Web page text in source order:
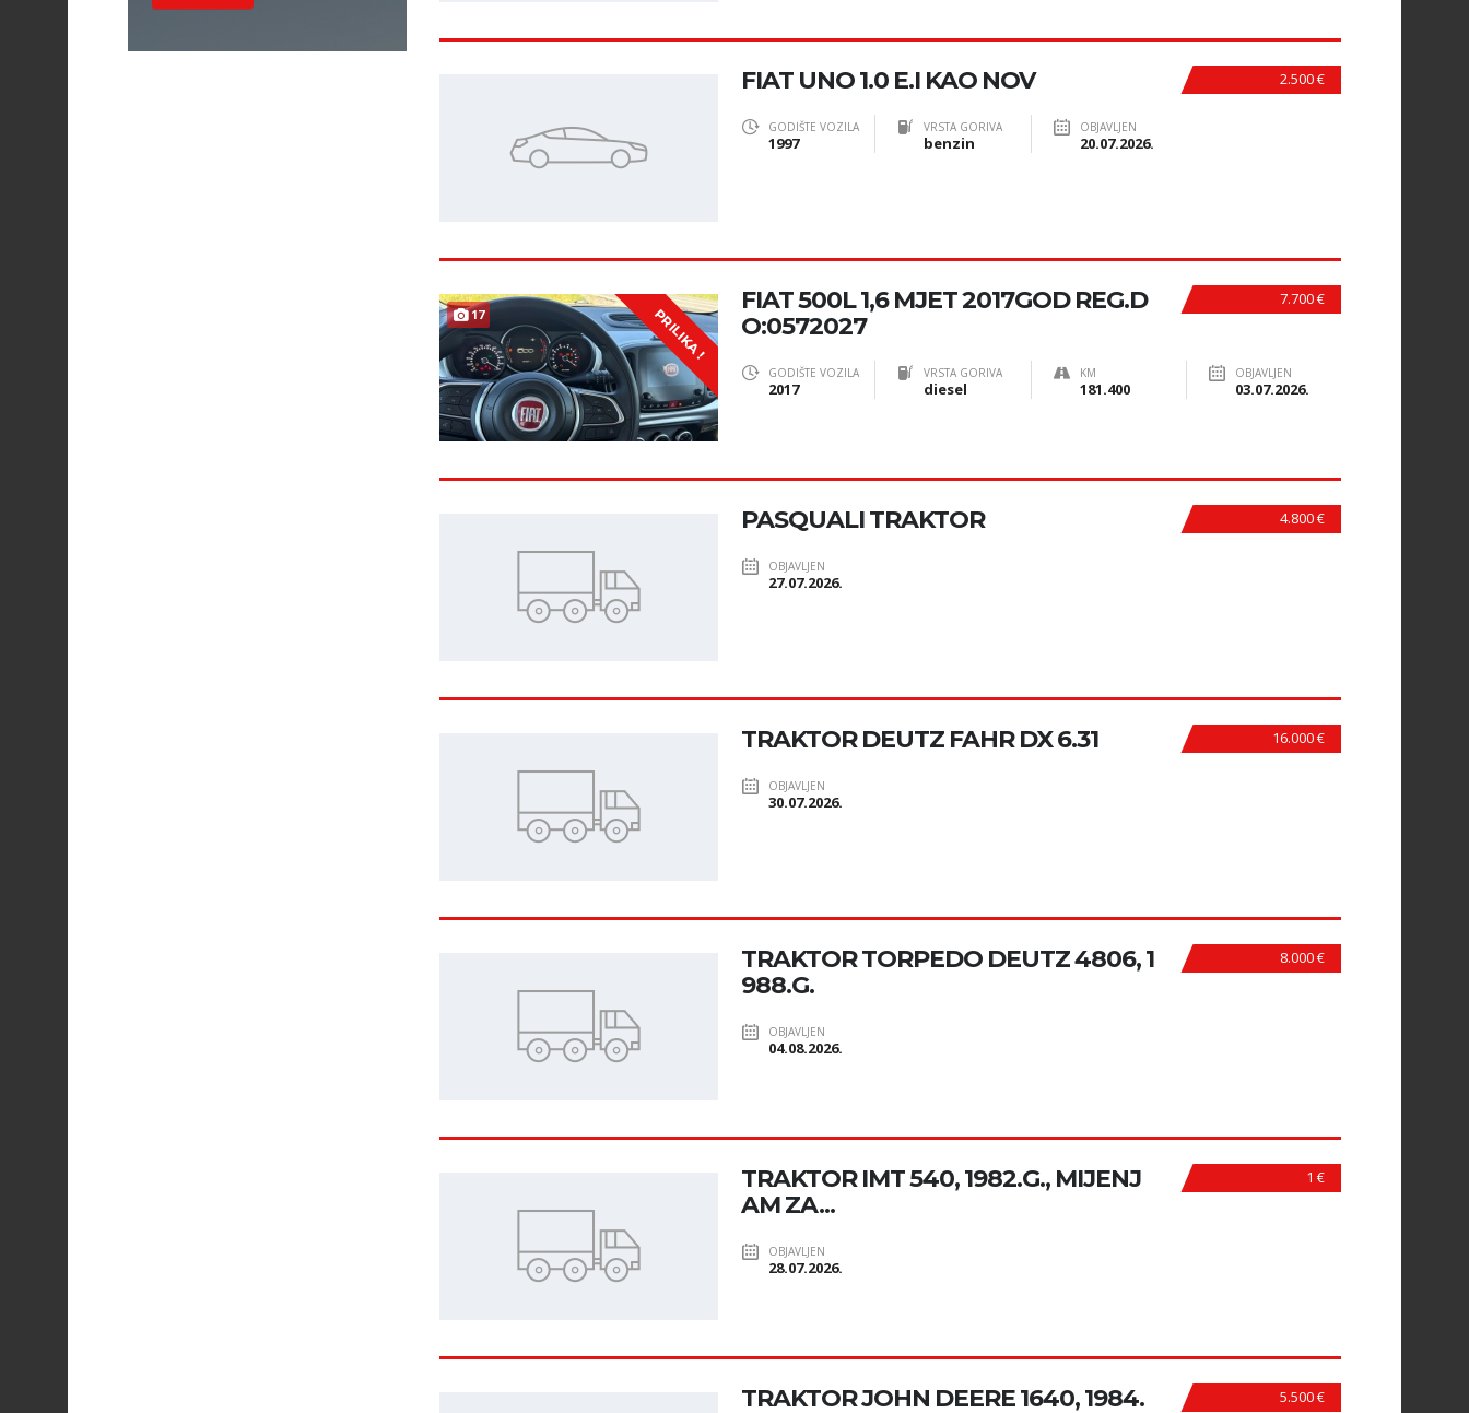
2.500 €
FIAT UNO 1.0 E.I KAO NOV
GODIŠTE VOZILA
1997
VRSTA GORIVA
benzin
OBJAVLJEN
20.07.2026.
17 PRILIKA !
7.700 €
FIAT 500L 1,6 MJET 2017GOD REG.D
O:0572027
GODIŠTE VOZILA
2017
VRSTA GORIVA
diesel
KM
181.400
OBJAVLJEN
03.07.2026.
4.800 €
PASQUALI TRAKTOR
OBJAVLJEN
27.07.2026.
16.000 €
TRAKTOR DEUTZ FAHR DX 6.31
OBJAVLJEN
30.07.2026.
8.000 €
TRAKTOR TORPEDO DEUTZ 4806, 1
988.G.
OBJAVLJEN
04.08.2026.
1 €
TRAKTOR IMT 540, 1982.G., MIJENJ
AM ZA...
OBJAVLJEN
28.07.2026.
5.500 €
TRAKTOR JOHN DEERE 1640, 1984.